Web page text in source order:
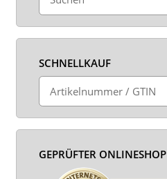
SCHNELLKAUF
GEPRÜFTER ONLINESHOP